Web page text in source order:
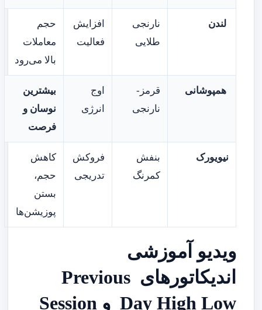
لندن
نارنجی
طلایی
افزایش
فعالیت
حجم
معاملات
بالا می‌رود
همپوشانی
قرمز-
نارنجی
اوج
انرژی
بیشترین
نوسان و
فرصت
نیویورک
بنفش
کمرنگ
فروکش
تدریجی
کاهش
حجم،
بستن
پوزیشن‌ها
ویدیو آموزشی
اندیکاتورهای Previous
Day High Low و Session